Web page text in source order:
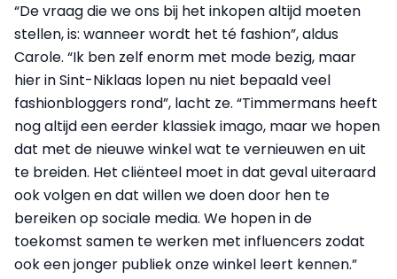
“De vraag die we ons bij het inkopen altijd moeten
stellen, is: wanneer wordt het té fashion”, aldus
Carole. “Ik ben zelf enorm met mode bezig, maar
hier in Sint-Niklaas lopen nu niet bepaald veel
fashionbloggers rond”, lacht ze. “Timmermans heeft
nog altijd een eerder klassiek imago, maar we hopen
dat met de nieuwe winkel wat te vernieuwen en uit
te breiden. Het cliënteel moet in dat geval uiteraard
ook volgen en dat willen we doen door hen te
bereiken op sociale media. We hopen in de
toekomst samen te werken met influencers zodat
ook een jonger publiek onze winkel leert kennen.”